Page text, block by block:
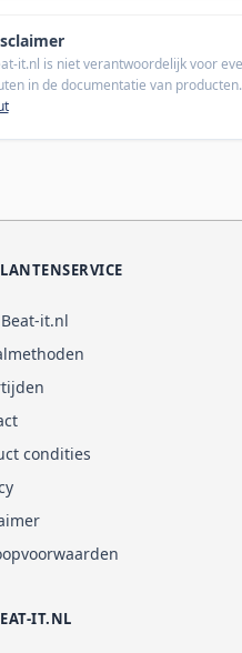
it.nl is niet verantwoordelijk voor
in de documentatie van producten.
it.nl
condities
IT.NL